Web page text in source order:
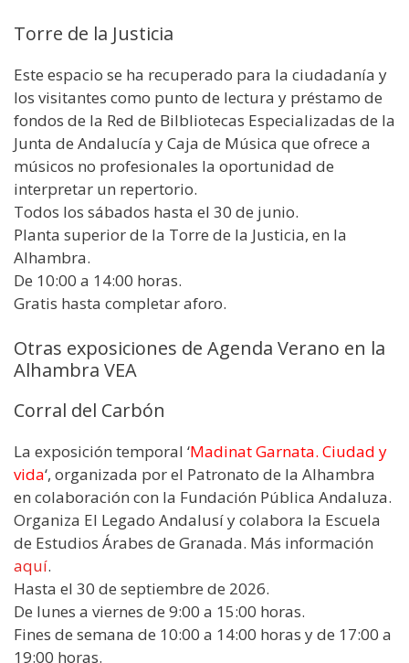
Torre de la Justicia
Este espacio se ha recuperado para la ciudadanía y
los visitantes como punto de lectura y préstamo de
fondos de la Red de Bilbliotecas Especializadas de la
Junta de Andalucía y Caja de Música que ofrece a
músicos no profesionales la oportunidad de
interpretar un repertorio.
Todos los sábados hasta el 30 de junio.
Planta superior de la Torre de la Justicia, en la
Alhambra.
De 10:00 a 14:00 horas.
Gratis hasta completar aforo.
Otras exposiciones de Agenda Verano en la
Alhambra VEA
Corral del Carbón
La exposición temporal ‘Madinat Garnata. Ciudad y
vida‘, organizada por el Patronato de la Alhambra
en colaboración con la Fundación Pública Andaluza.
Organiza El Legado Andalusí y colabora la Escuela
de Estudios Árabes de Granada. Más información
aquí.
Hasta el 30 de septiembre de 2026.
De lunes a viernes de 9:00 a 15:00 horas.
Fines de semana de 10:00 a 14:00 horas y de 17:00 a
19:00 horas.